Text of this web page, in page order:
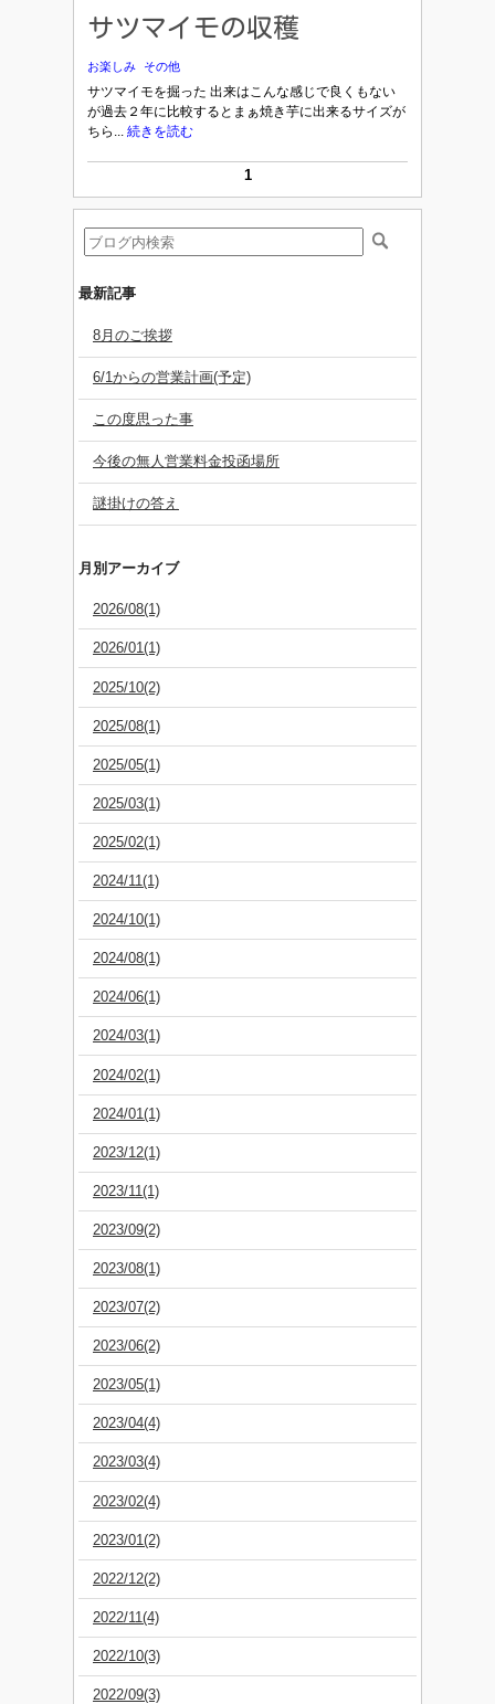
サツマイモの収穫
お楽しみ その他
サツマイモを掘った 出来はこんな感じで良くもない
が過去２年に比較するとまぁ焼き芋に出来るサイズが
ちら... 続きを読む
1
最新記事
8月のご挨拶
6/1からの営業計画(予定)
この度思った事
今後の無人営業料金投函場所
謎掛けの答え
月別アーカイブ
2026/08(1)
2026/01(1)
2025/10(2)
2025/08(1)
2025/05(1)
2025/03(1)
2025/02(1)
2024/11(1)
2024/10(1)
2024/08(1)
2024/06(1)
2024/03(1)
2024/02(1)
2024/01(1)
2023/12(1)
2023/11(1)
2023/09(2)
2023/08(1)
2023/07(2)
2023/06(2)
2023/05(1)
2023/04(4)
2023/03(4)
2023/02(4)
2023/01(2)
2022/12(2)
2022/11(4)
2022/10(3)
2022/09(3)